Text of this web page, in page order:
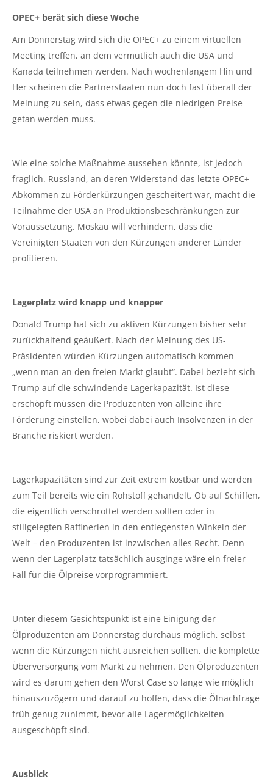
OPEC+ berät sich diese Woche
Am Donnerstag wird sich die OPEC+ zu einem virtuellen
Meeting treffen, an dem vermutlich auch die USA und
Kanada teilnehmen werden. Nach wochenlangem Hin und
Her scheinen die Partnerstaaten nun doch fast überall der
Meinung zu sein, dass etwas gegen die niedrigen Preise
getan werden muss.
Wie eine solche Maßnahme aussehen könnte, ist jedoch
fraglich. Russland, an deren Widerstand das letzte OPEC+
Abkommen zu Förderkürzungen gescheitert war, macht die
Teilnahme der USA an Produktionsbeschränkungen zur
Voraussetzung. Moskau will verhindern, dass die
Vereinigten Staaten von den Kürzungen anderer Länder
profitieren.
Lagerplatz wird knapp und knapper
Donald Trump hat sich zu aktiven Kürzungen bisher sehr
zurückhaltend geäußert. Nach der Meinung des US-
Präsidenten würden Kürzungen automatisch kommen
„wenn man an den freien Markt glaubt“. Dabei bezieht sich
Trump auf die schwindende Lagerkapazität. Ist diese
erschöpft müssen die Produzenten von alleine ihre
Förderung einstellen, wobei dabei auch Insolvenzen in der
Branche riskiert werden.
Lagerkapazitäten sind zur Zeit extrem kostbar und werden
zum Teil bereits wie ein Rohstoff gehandelt. Ob auf Schiffen,
die eigentlich verschrottet werden sollten oder in
stillgelegten Raffinerien in den entlegensten Winkeln der
Welt – den Produzenten ist inzwischen alles Recht. Denn
wenn der Lagerplatz tatsächlich ausginge wäre ein freier
Fall für die Ölpreise vorprogrammiert.
Unter diesem Gesichtspunkt ist eine Einigung der
Ölproduzenten am Donnerstag durchaus möglich, selbst
wenn die Kürzungen nicht ausreichen sollten, die komplette
Überversorgung vom Markt zu nehmen. Den Ölproduzenten
wird es darum gehen den Worst Case so lange wie möglich
hinauszuzögern und darauf zu hoffen, dass die Ölnachfrage
früh genug zunimmt, bevor alle Lagermöglichkeiten
ausgeschöpft sind.
Ausblick